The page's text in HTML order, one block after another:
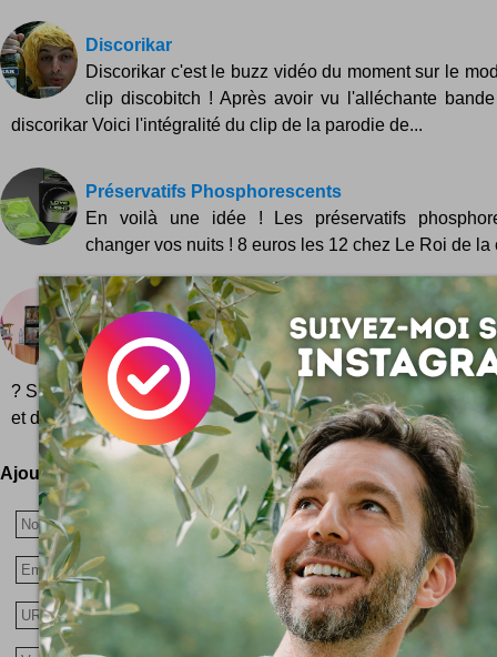
Discorikar
Discorikar c'est le buzz vidéo du moment sur le
clip discobitch ! Après avoir vu l'alléchante
discorikar Voici l'intégralité du clip de la parodie de...
Préservatifs Phosphorescents
En voilà une idée ! Les préservatifs
changer vos nuits ! 8 euros les 12 chez Le Roi de la
Nouvelle pub Evian bébés en rollers
Vous n'aurez pas échappé à la nouvelle pub
routeur des bébés danseurs mais cette fois-ci en
? Si ? Bon allez ok on vous montre la vidéo ! Evian roller
et déjà incroyables ! Moi je dis : bof ! L'effet de la première
Ajoutez votre avis !